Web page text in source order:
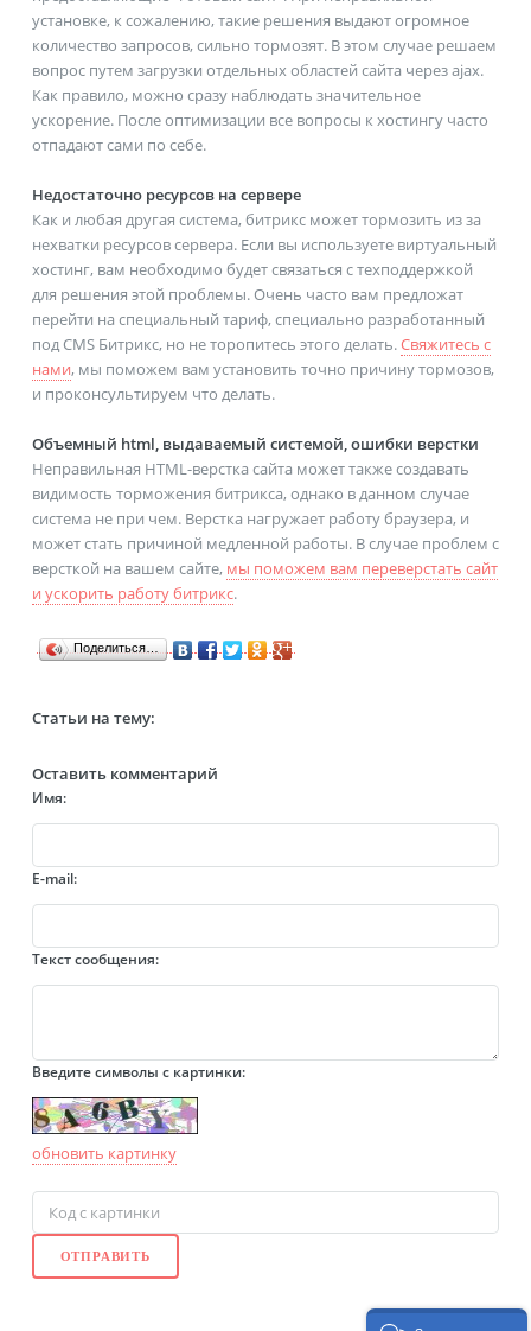
установке, к сожалению, такие решения выдают огромное
количество запросов, сильно тормозят. В этом случае решаем
вопрос путем загрузки отдельных областей сайта через ajax.
Как правило, можно сразу наблюдать значительное
ускорение. После оптимизации все вопросы к хостингу часто
отпадают сами по себе.
Недостаточно ресурсов на сервере
Как и любая другая система, битрикс может тормозить из за
нехватки ресурсов сервера. Если вы используете виртуальный
хостинг, вам необходимо будет связаться с техподдержкой
для решения этой проблемы. Очень часто вам предложат
перейти на специальный тариф, специально разработанный
под CMS Битрикс, но не торопитесь этого делать.Свяжитесь с
нами, мы поможем вам установить точно причину тормозов,
и проконсультируем что делать.
Объемный html, выдаваемый системой, ошибки верстки
Неправильная HTML-верстка сайта может также создавать
видимость торможения битрикса, однако в данном случае
система не при чем. Верстка нагружает работу браузера, и
может стать причиной медленной работы. В случае проблем с
версткой на вашем сайте, мы поможем вам переверстать сайт
и ускорить работу битрикс.
Поделиться…
Статьи на тему:
Оставить комментарий
Имя:
E-mail:
Текст сообщения:
Введите символы с картинки:
обновить картинку